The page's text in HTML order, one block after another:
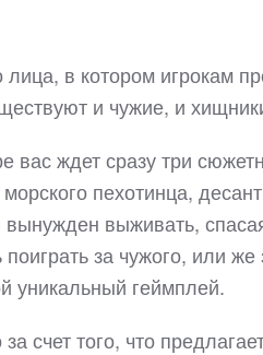
в котором игрокам
и чужие, и
вас ждет сразу три
пехотинца,
выживать,
за чужого, или
уникальный геймплей.
счет того, что